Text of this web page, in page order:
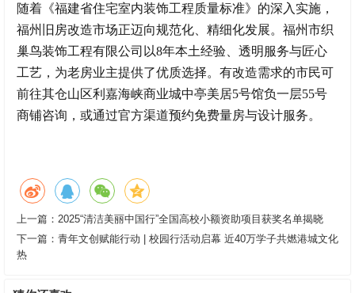
随着《福建省住宅室内装饰工程质量标准》的深入实施，
福州旧房改造市场正迈向规范化、精细化发展。福州市织
巢鸟装饰工程有限公司以8年本土经验、透明服务与匠心
工艺，为老房业主提供了优质选择。有改造需求的市民可
前往其仓山区利嘉海峡商业城中亭美居5号馆负一层55号
商铺咨询，或通过官方渠道预约免费量房与设计服务。
上一篇： 2025“清洁美丽中国行”全国高校小额资助项目获奖名单揭晓
下一篇： 青年文创赋能行动 | 校园行活动启幕 近40万学子共燃港城文化
热